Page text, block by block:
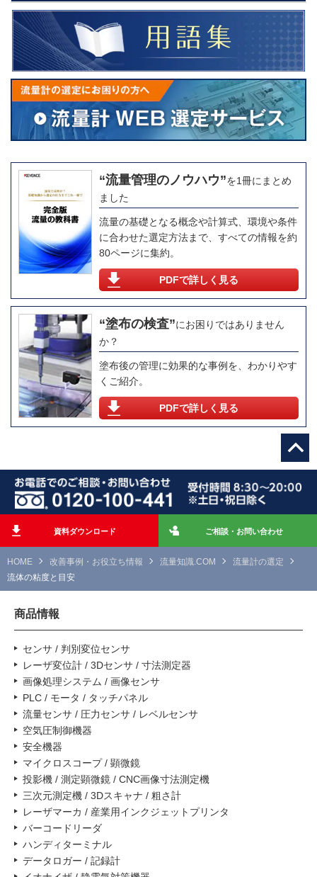
HOME 改善事例・お役立ち情報 流量知識.COM
流量計の選定
流体の粘度と目安
灯油 2.42
ブチルアルコール 2.95
イソブチルアルコール
（100％）
4.20
アニリン 4.40
アミルアルコール
石炭酸
エチルグリコール 23.5
硫酸（111％） 59.00
水酸化ナトリウム 110.00
グリセリン（100％） 1499
“流量管理のノウハウ”を1冊にまとめ
ました
流量の基礎となる概念や計算式、環境や条件
に合わせた選定方法まで、すべての情報を約
80ページに集約。
PDFで詳しく見る
“塗布の検査”にお困りではありません
か？
塗布後の管理に効果的な事例を、わかりやす
くご紹介。
PDFで詳しく見る
資料ダウンロード ご相談・お問い合わせ
商品情報
センサ / 判別変位センサ
レーザ変位計 / 3Dセンサ / 寸法測定器
画像処理システム / 画像センサ
PLC / モータ / タッチパネル
流量センサ / 圧力センサ / レベルセンサ
空気圧制御機器
安全機器
マイクロスコープ / 顕微鏡
投影機 / 測定顕微鏡 / CNC画像寸法測定機
三次元測定機 / 3Dスキャナ / 粗さ計
レーザマーカ / 産業用インクジェットプリンタ
バーコードリーダ
ハンディターミナル
データロガー / 記録計